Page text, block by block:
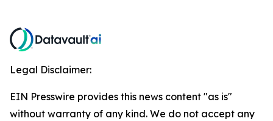
Legal Disclaimer:
EIN Presswire provides this news content "as is"
without warranty of any kind. We do not accept any